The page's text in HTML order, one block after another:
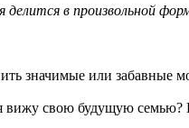
делится в произвольной
значимые или забавные
вижу свою будущую семью?